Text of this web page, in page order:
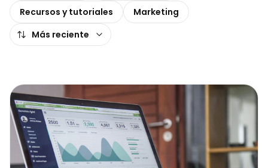
Recursos y tutoriales
Marketing